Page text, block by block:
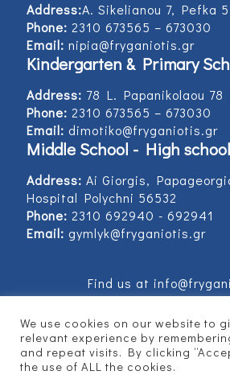
Address:Α. Sikelianou 7, Pefka
Phone: 2310 673565 – 673030
Email: nipia@fryganiotis.gr
Kindergarten & Primary
Address: 78 L. Papanikolaou 78
Phone: 2310 673565 – 673030
Email: dimotiko@fryganiotis.gr
Middle School - High school
Address: Ai Giorgis,
Hospital Polychni 56532
Phone: 2310 692940 - 692941
Email: gymlyk@fryganiotis.gr
Find us at
© 2017 Εκπαιδευτήρια
We use cookies on our website to
relevant experience by
and repeat visits. By clicking
the use of ALL the cookies.